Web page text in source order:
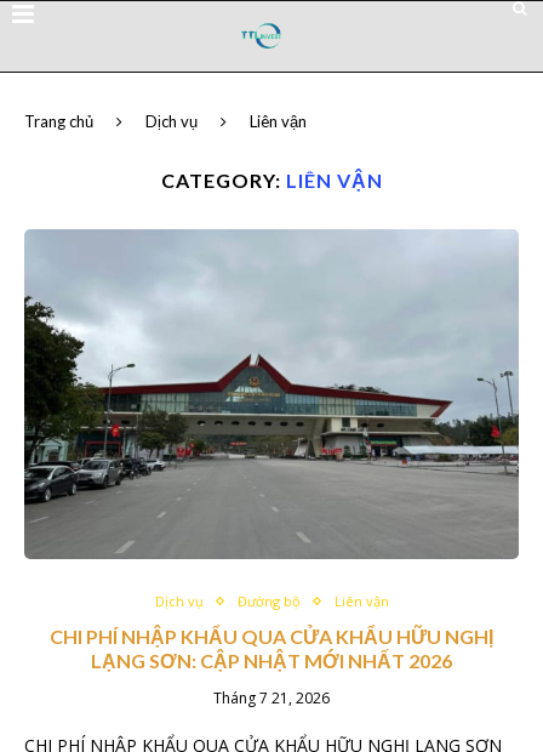
Trang chủ Dịch vụ Liên vận
CATEGORY: LIÊN VẬN
Dịch vụ Đường bộ Liên vận
CHI PHÍ NHẬP KHẨU QUA CỬA KHẨU HỮU NGHỊ
LẠNG SƠN: CẬP NHẬT MỚI NHẤT 2026
Tháng 7 21, 2026
CHI PHÍ NHẬP KHẨU QUA CỬA KHẨU HỮU NGHỊ LẠNG SƠN